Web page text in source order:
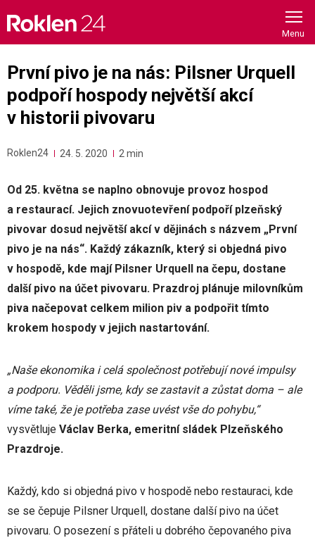
content
První pivo je na nás: Pilsner Urquell
podpoří hospody největší akcí
v historii pivovaru
Roklen24 24. 5. 2020 2 min
Od 25. května se naplno obnovuje provoz hospod
a restaurací. Jejich znovuotevření podpoří plzeňský
pivovar dosud největší akcí v dějinách s názvem „První
pivo je na nás“. Každý zákazník, který si objedná pivo
v hospodě, kde mají Pilsner Urquell na čepu, dostane
další pivo na účet pivovaru. Prazdroj plánuje milovníkům
piva načepovat celkem milion piv a podpořit tímto
krokem hospody v jejich nastartování.
„Naše ekonomika i celá společnost potřebují nové impulsy
a podporu. Věděli jsme, kdy se zastavit a zůstat doma – ale
víme také, že je potřeba zase uvést vše do pohybu,“
vysvětluje Václav Berka, emeritní sládek Plzeňského
Prazdroje.
Každý, kdo si objedná pivo v hospodě nebo restauraci, kde
se se čepuje Pilsner Urquell, dostane další pivo na účet
pivovaru. O posezení s přáteli u dobrého čepovaného piva